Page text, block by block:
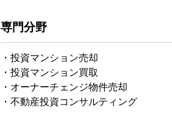
専門分野
・投資マンション売却
・投資マンション買取
・オーナーチェンジ物件売却
・不動産投資コンサルティング